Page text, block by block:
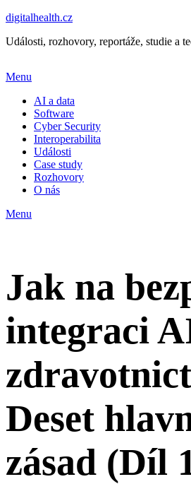
digitalhealth.cz
Události, rozhovory, reportáže, studie a
Menu
AI a data
Software
Cyber Security
Interoperabilita
Události
Case study
Rozhovory
O nás
Menu
Jak na
integraci
Deset
zásad (Díl